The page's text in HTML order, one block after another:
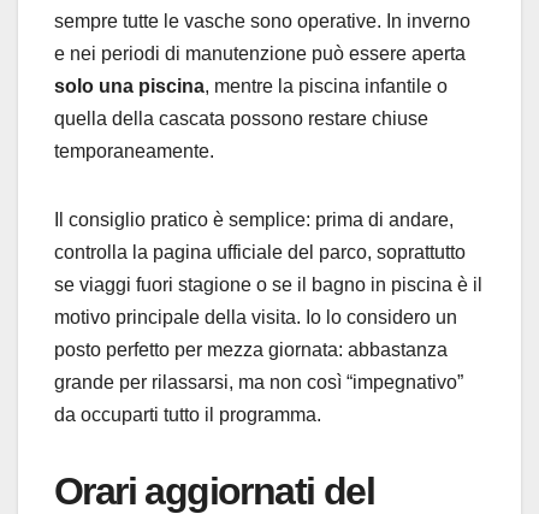
sempre tutte le vasche sono operative. In inverno
e nei periodi di manutenzione può essere aperta
solo una piscina, mentre la piscina infantile o
quella della cascata possono restare chiuse
temporaneamente.
Il consiglio pratico è semplice: prima di andare,
controlla la pagina ufficiale del parco, soprattutto
se viaggi fuori stagione o se il bagno in piscina è il
motivo principale della visita. Io lo considero un
posto perfetto per mezza giornata: abbastanza
grande per rilassarsi, ma non così “impegnativo”
da occuparti tutto il programma.
Orari aggiornati del